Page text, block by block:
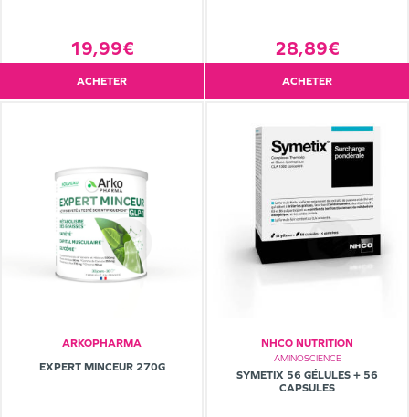
19,99€
ACHETER
28,89€
ACHETER
ARKOPHARMA
EXPERT MINCEUR 270G
NHCO NUTRITION
AMINOSCIENCE
SYMETIX 56 GÉLULES + 56
CAPSULES